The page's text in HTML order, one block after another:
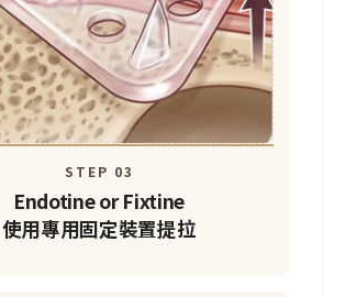
STEP 03
Endotine or Fixtine
使用專用固定裝置提拉